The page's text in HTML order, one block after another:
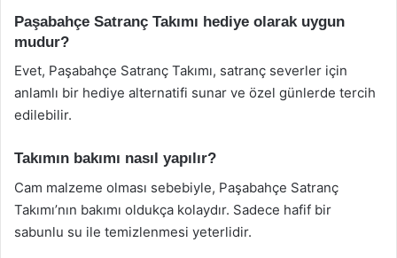
Paşabahçe Satranç Takımı hediye olarak uygun
mudur?
Evet, Paşabahçe Satranç Takımı, satranç severler için
anlamlı bir hediye alternatifi sunar ve özel günlerde tercih
edilebilir.
Takımın bakımı nasıl yapılır?
Cam malzeme olması sebebiyle, Paşabahçe Satranç
Takımı’nın bakımı oldukça kolaydır. Sadece hafif bir
sabunlu su ile temizlenmesi yeterlidir.